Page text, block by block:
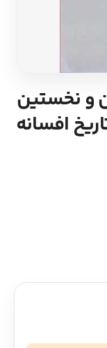
و نخستین
افسانه